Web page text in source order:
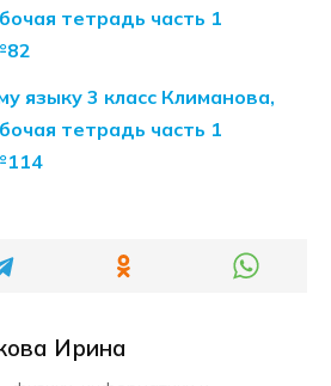
тетрадь часть 1
языку 3 класс Климанова,
тетрадь часть 1
Ирина